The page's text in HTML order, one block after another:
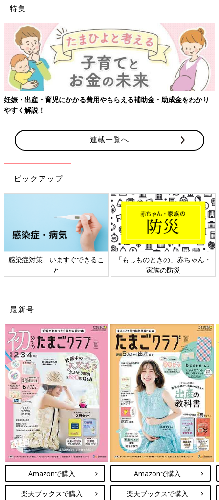
特集
妊娠・出産・育児にかかる費用やもらえる補助金・助成金をわかり
やすく解説！
連載一覧へ
ピックアップ
感染症対策、いますぐできるこ
と
「もしものときの」赤ちゃん・
家族の防災
最新号
Amazonで購入
楽天ブックスで購入
Amazonで購入
楽天ブックスで購入